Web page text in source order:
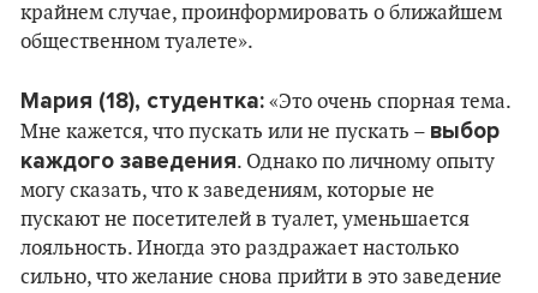
крайнем случае, проинформировать о ближайшем
общественном туалете».
Мария (18), студентка: «Это очень спорная тема.
Мне кажется, что пускать или не пускать – выбор
каждого заведения. Однако по личному опыту
могу сказать, что к заведениям, которые не
пускают не посетителей в туалет, уменьшается
лояльность. Иногда это раздражает настолько
сильно, что желание снова прийти в это заведение